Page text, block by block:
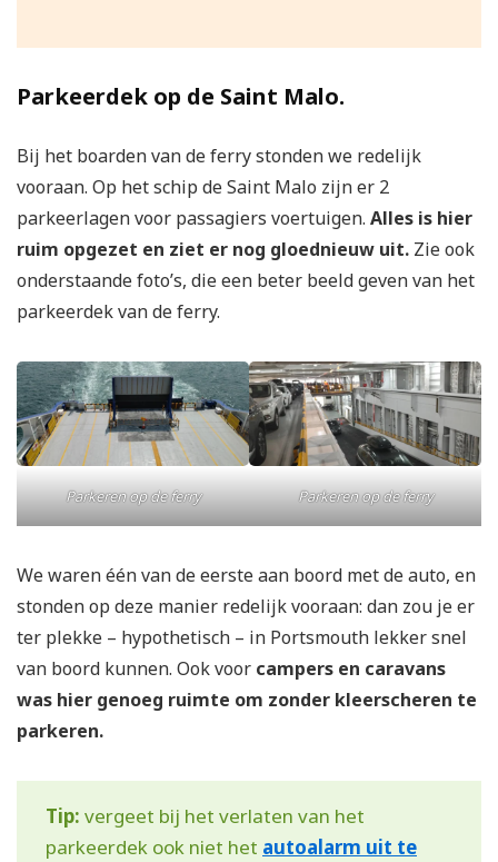
Parkeerdek op de Saint Malo.
Bij het boarden van de ferry stonden we redelijk
vooraan. Op het schip de Saint Malo zijn er 2
parkeerlagen voor passagiers voertuigen. Alles is hier
ruim opgezet en ziet er nog gloednieuw uit. Zie ook
onderstaande foto’s, die een beter beeld geven van het
parkeerdek van de ferry.
Parkeren op de ferry Parkeren op de ferry
We waren één van de eerste aan boord met de auto, en
stonden op deze manier redelijk vooraan: dan zou je er
ter plekke – hypothetisch – in Portsmouth lekker snel
van boord kunnen. Ook voor campers en caravans
was hier genoeg ruimte om zonder kleerscheren te
parkeren.
Tip: vergeet bij het verlaten van het
parkeerdek ook niet het autoalarm uit te